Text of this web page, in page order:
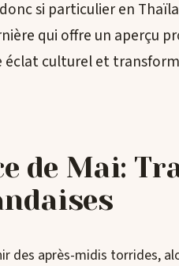
si particulier en
qui offre un aperçu
éclat culturel et
de Mai:
des après-midis torrides,